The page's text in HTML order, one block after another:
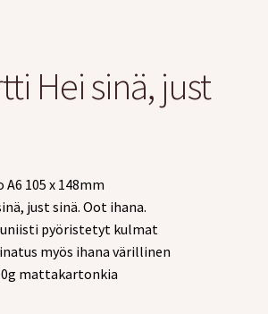
Hei sinä, just
105 x 148mm
just sinä. Oot ihana.
pyöristetyt kulmat
myös ihana värillinen
mattakartonkia